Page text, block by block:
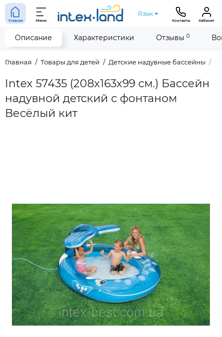
Главная Меню
Язык
Контакты Кабинет
Главная Товары для детей Детские надувные бассейны
Intex 57435 (208х163х99 см.) Бассейн
надувной детский с фонтаном
Весёлый кит
Описание Характеристики Отзывы 0